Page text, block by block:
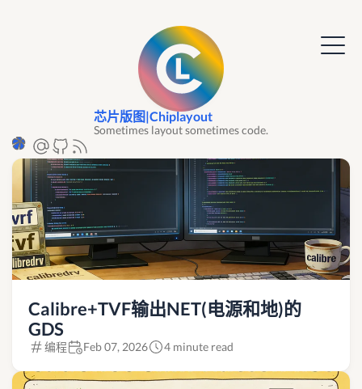
芯片版图|Chiplayout
Sometimes layout sometimes code.
Calibre+TVF输出NET(电源和地)的
GDS
编程 Feb 07, 2026 4 minute read